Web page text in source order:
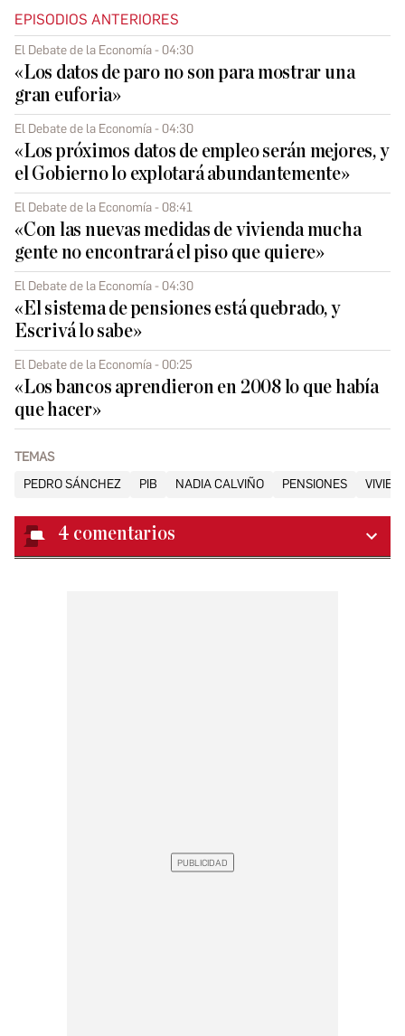
EPISODIOS ANTERIORES
El Debate de la Economía - 04:30
«Los datos de paro no son para mostrar una
gran euforia»
El Debate de la Economía - 04:30
«Los próximos datos de empleo serán mejores, y
el Gobierno lo explotará abundantemente»
El Debate de la Economía - 08:41
«Con las nuevas medidas de vivienda mucha
gente no encontrará el piso que quiere»
El Debate de la Economía - 04:30
«El sistema de pensiones está quebrado, y
Escrivá lo sabe»
El Debate de la Economía - 00:25
«Los bancos aprendieron en 2008 lo que había
que hacer»
TEMAS
PEDRO SÁNCHEZ
PIB NADIA CALVIÑO PENSIONES
4 comentarios